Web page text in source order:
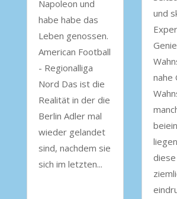
Napoleon und
habe habe das
Leben genossen.
American Football
- Regionalliga
Nord Das ist die
Realität in der die
Berlin Adler mal
wieder gelandet
sind, nachdem sie
sich im letzten...
und
nahe
diese